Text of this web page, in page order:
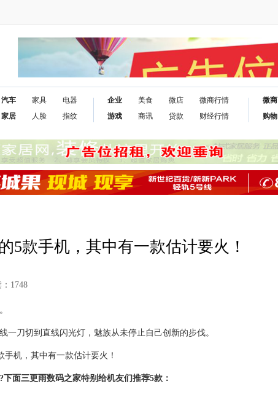
汽车
家居
家具
人脸
电器
指纹
企业
游戏
美食
商讯
微店
贷款
微商行情
财经行情
微商
购物
5款手机，其中有一款估计要火！
1748
一刀切到直线闪光灯，魅族从未停止自己创新的步伐。
面三更雨数码之家特别给机友们推荐5款：